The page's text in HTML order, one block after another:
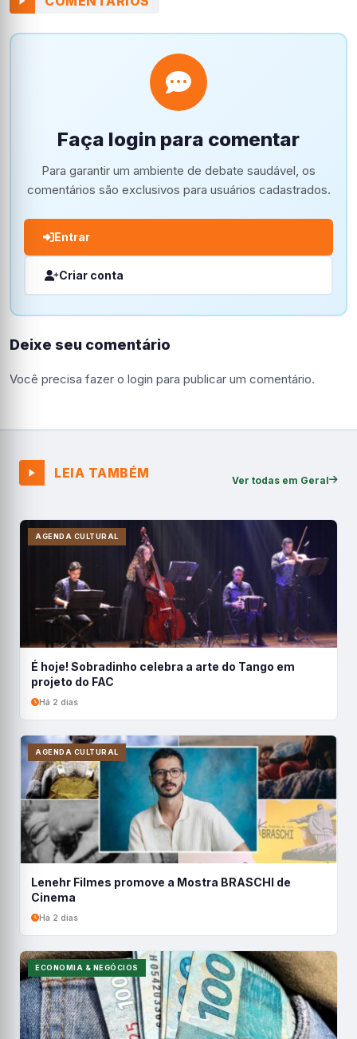
Faça login para comentar
Para garantir um ambiente de debate saudável, os
comentários são exclusivos para usuários cadastrados.
Entrar
Criar conta
Deixe seu comentário
Você precisa fazer o login para publicar um comentário.
LEIA TAMBÉM Ver todas em Geral
AGENDA CULTURAL
É hoje! Sobradinho celebra a arte do Tango em
projeto do FAC
Há 2 dias
AGENDA CULTURAL
Lenehr Filmes promove a Mostra BRASCHI de
Cinema
Há 2 dias
ECONOMIA & NEGÓCIOS